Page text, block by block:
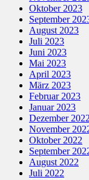
Oktober 2023
September
August 2023
Juli 2023
Juni 2023
Mai 2023
April 2023
März 2023
Februar 2023
Januar 2023
Dezember 2022
November
Oktober 2022
September
August 2022
Juli 2022